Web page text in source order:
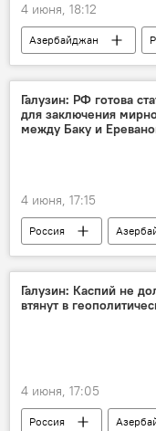
4 июня, 18:12
Азербайджан
Эмин Агаларов
ПМЭФ
Галузин: РФ готова
для заключения
между Баку и
4 июня, 17:15
Россия
Галузин: Каспий не
втянут в
4 июня, 17:05
Россия